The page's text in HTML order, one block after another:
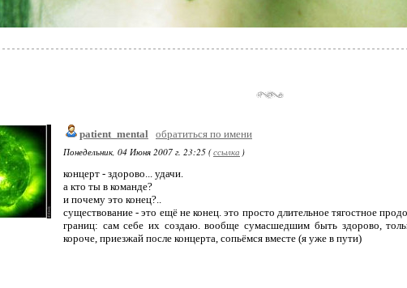
patient_mental обратиться по имени
Понедельник, 04 Июня 2007 г. 23:25 (ссылка )
концерт - здорово... удачи.
а кто ты в команде?
и почему это конец?..
существование - это ещё не конец. это просто длительное тягостное
границ: сам себе их создаю. вообще сумасшедшим быть здорово,
короче, приезжай после концерта, сопьёмся вместе (я уже в пути)